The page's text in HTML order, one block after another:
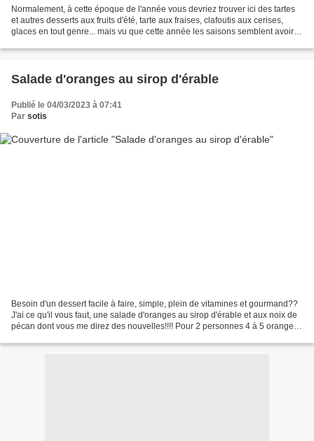
Normalement, à cette époque de l'année vous devriez trouver ici des tartes
et autres desserts aux fruits d'été, tarte aux fraises, clafoutis aux cerises,
glaces en tout genre... mais vu que cette année les saisons semblent avoir
Salade d'oranges au sirop d'érable
Publié le 04/03/2023 à 07:41
Par sotis
Besoin d'un dessert facile à faire, simple, plein de vitamines et gourmand??
J'ai ce qu'il vous faut, une salade d'oranges au sirop d'érable et aux noix de
pécan dont vous me direz des nouvelles!!!! Pour 2 personnes 4 à 5 oranges